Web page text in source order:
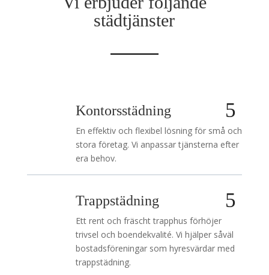
städtjänster
Kontorsstädning
En effektiv och flexibel lösning för små och
stora företag. Vi anpassar tjänsterna efter
era behov.
Trappstädning
Ett rent och fräscht trapphus förhöjer
trivsel och boendekvalité. Vi hjälper såväl
bostadsföreningar som hyresvärdar med
trappstädning.